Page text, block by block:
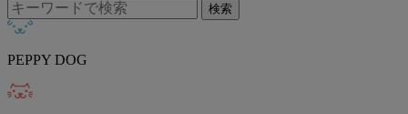
PEPPY DOG